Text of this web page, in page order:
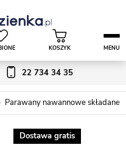
22 734 34 35
KOSZYK MENU
Parawany nawannowe składane
Dostawa gratis